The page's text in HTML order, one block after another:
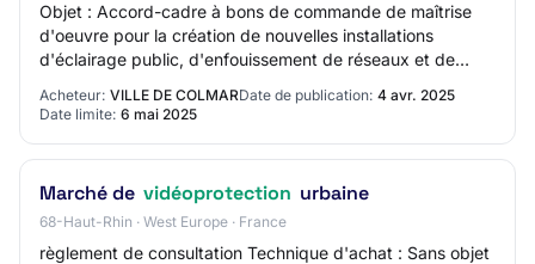
Objet : Accord-cadre à bons de commande de maîtrise
d'oeuvre pour la création de nouvelles installations
d'éclairage public, d'enfouissement de réseaux et de
Acheteur: VILLE DE COLMARDate de publication: 4 avr. 2025
Date limite: 6 mai 2025
Marché de vidéoprotection urbaine
68-Haut-Rhin · West Europe · France
règlement de consultation Technique d'achat : Sans objet